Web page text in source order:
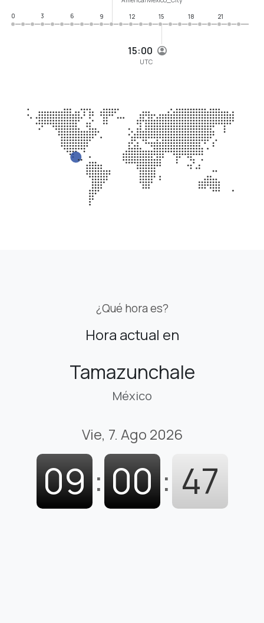
15:00
UTC
0
3 6 9 12 15 18 21
¿Qué hora es?
Hora actual en
Tamazunchale
México
Vie, 7. Ago 2026
09 : 00 : 48